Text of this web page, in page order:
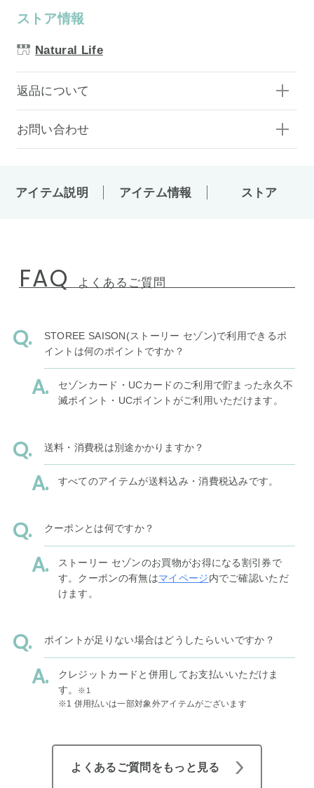
ストア情報
Natural Life
返品について
お問い合わせ
アイテム説明 アイテム情報 ストア
FAQ よくあるご質問
STOREE SAISON(ストーリー セゾン)で利用できるポ
イントは何のポイントですか？
セゾンカード・UCカードのご利用で貯まった永久不
滅ポイント・UCポイントがご利用いただけます。
送料・消費税は別途かかりますか？
すべてのアイテムが送料込み・消費税込みです。
クーポンとは何ですか？
ストーリー セゾンのお買物がお得になる割引券で
す。クーポンの有無はマイページ内でご確認いただ
けます。
ポイントが足りない場合はどうしたらいいですか？
クレジットカードと併用してお支払いいただけま
す。
※1
※1 併用払いは一部対象外アイテムがございます
よくあるご質問をもっと見る